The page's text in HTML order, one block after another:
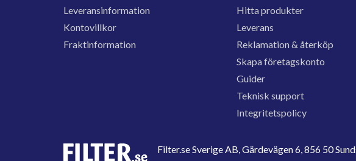
Leveransinformation
Kontovillkor
Fraktinformation
Hitta produkter
Leverans
Reklamation & återköp
Skapa företagskonto
Guider
Teknisk support
Integritetspolicy
Filter.se Sverige AB, Gärdevägen 6, 856 50